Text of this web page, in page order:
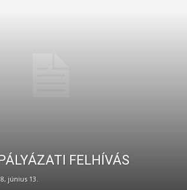
FELHÍVÁS
június 13.